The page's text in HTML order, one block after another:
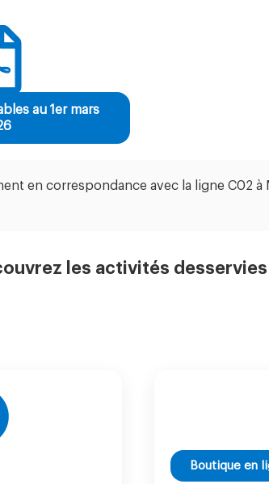
au 1er mars
en correspondance avec la ligne C02
les activités
Boutique en